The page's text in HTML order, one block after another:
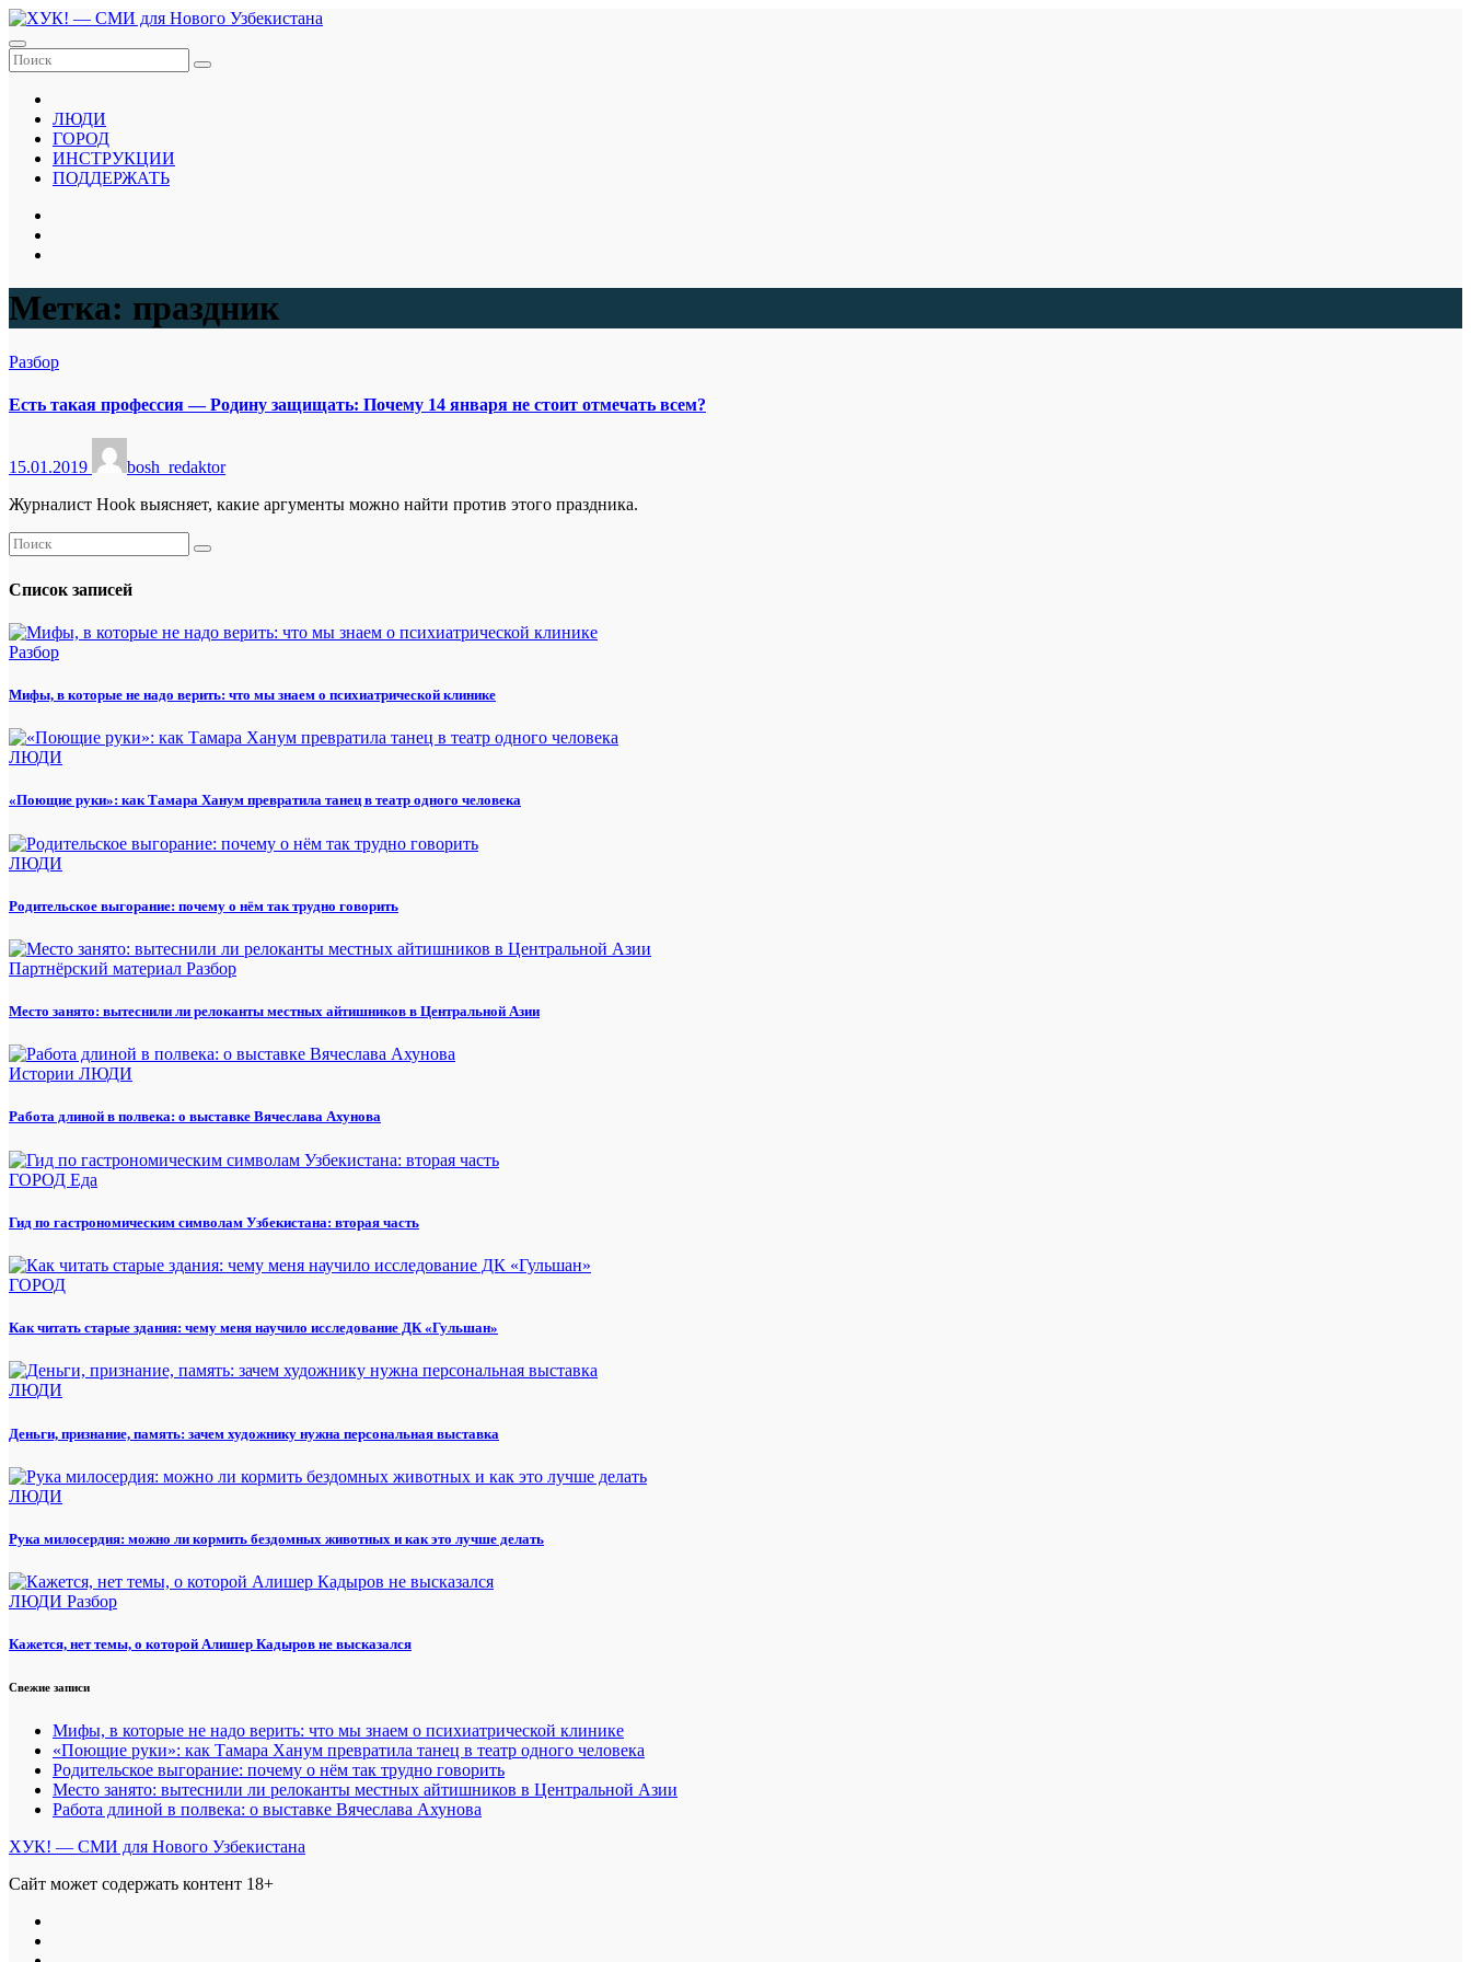
Перейти
к
содержанию
ЛЮДИ
ГОРОД
ИНСТРУКЦИИ
ПОДДЕРЖАТЬ
Метка: праздник
Разбор
Есть такая профессия — Родину защищать: Почему 14 января не стоит отмечать всем?
15.01.2019
bosh_redaktor
Журналист Hook выясняет, какие аргументы можно найти против этого праздника.
Список записей
Разбор
Мифы, в которые не надо верить: что мы знаем о психиатрической клинике
ЛЮДИ
«Поющие руки»: как Тамара Ханум превратила танец в театр одного человека
ЛЮДИ
Родительское выгорание: почему о нём так трудно говорить
Партнёрский материал Разбор
Место занято: вытеснили ли релоканты местных айтишников в Центральной Азии
Истории ЛЮДИ
Работа длиной в полвека: о выставке Вячеслава Ахунова
ГОРОД Еда
Гид по гастрономическим символам Узбекистана: вторая часть
ГОРОД
Как читать старые здания: чему меня научило исследование ДК «Гульшан»
ЛЮДИ
Деньги, признание, память: зачем художнику нужна персональная выставка
ЛЮДИ
Рука милосердия: можно ли кормить бездомных животных и как это лучше делать
ЛЮДИ Разбор
Кажется, нет темы, о которой Алишер Кадыров не высказался
Свежие записи
Мифы, в которые не надо верить: что мы знаем о психиатрической клинике
«Поющие руки»: как Тамара Ханум превратила танец в театр одного человека
Родительское выгорание: почему о нём так трудно говорить
Место занято: вытеснили ли релоканты местных айтишников в Центральной Азии
Работа длиной в полвека: о выставке Вячеслава Ахунова
ХУК! — СМИ для Нового Узбекистана
Сайт может содержать контент 18+